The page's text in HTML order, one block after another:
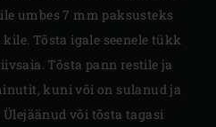
umbes 7 mm paksusteks
Tõsta igale seenele tükk
Tõsta pann restile ja
kuni või on sulanud ja
või tõsta tagasi